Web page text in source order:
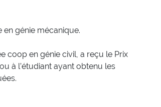
génie mécanique.
coop en génie civil, a reçu le Prix
à l’étudiant ayant obtenu les